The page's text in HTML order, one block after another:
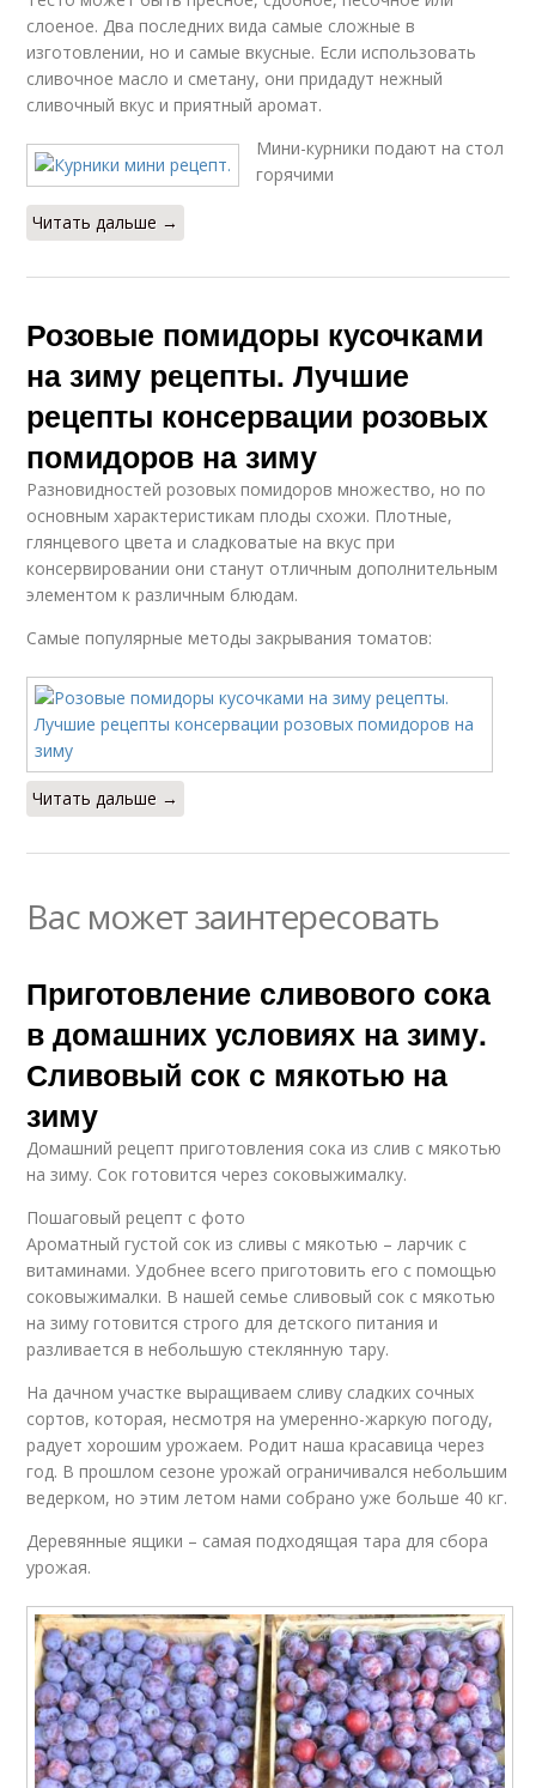
слоеное. Два последних вида самые сложные в
изготовлении, но и самые вкусные. Если использовать
сливочное масло и сметану, они придадут нежный
сливочный вкус и приятный аромат.
Мини-курники подают на стол
горячими
Читать дальше →
Розовые помидоры кусочками
на зиму рецепты. Лучшие
рецепты консервации розовых
помидоров на зиму
Разновидностей розовых помидоров множество, но по
основным характеристикам плоды схожи. Плотные,
глянцевого цвета и сладковатые на вкус при
консервировании они станут отличным дополнительным
элементом к различным блюдам.
Самые популярные методы закрывания томатов:
Читать дальше →
Вас может заинтересовать
Приготовление сливового сока
в домашних условиях на зиму.
Сливовый сок с мякотью на
зиму
Домашний рецепт приготовления сока из слив с мякотью
на зиму. Сок готовится через соковыжималку.
Пошаговый рецепт с фото
Ароматный густой сок из сливы с мякотью – ларчик с
витаминами. Удобнее всего приготовить его с помощью
соковыжималки. В нашей семье сливовый сок с мякотью
на зиму готовится строго для детского питания и
разливается в небольшую стеклянную тару.
На дачном участке выращиваем сливу сладких сочных
сортов, которая, несмотря на умеренно-жаркую погоду,
радует хорошим урожаем. Родит наша красавица через
год. В прошлом сезоне урожай ограничивался небольшим
ведерком, но этим летом нами собрано уже больше 40 кг.
Деревянные ящики – самая подходящая тара для сбора
урожая.